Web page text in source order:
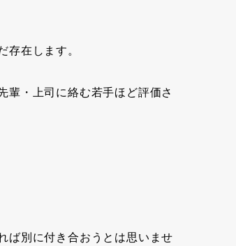
存在します。
輩・上司に絡む若手ほど評価さ
ば別に付き合おうとは思いませ